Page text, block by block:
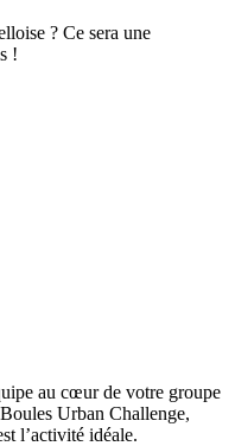
? Ce sera une
!
au cœur de votre groupe
Urban Challenge,
l’activité idéale.